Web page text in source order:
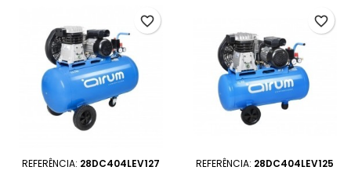
REFERÊNCIA: 28DC404LEV127
favorite_border
REFERÊNCIA: 28DC404LEV125
favorite_border